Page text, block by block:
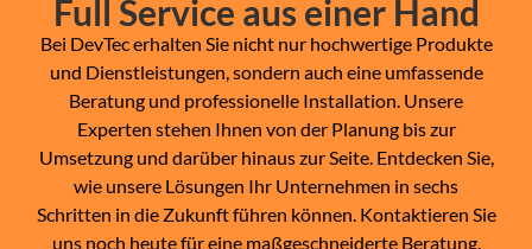
Full Service aus einer Hand
Bei DevTec erhalten Sie nicht nur hochwertige Produkte
und Dienstleistungen, sondern auch eine umfassende
Beratung und professionelle Installation. Unsere
Experten stehen Ihnen von der Planung bis zur
Umsetzung und darüber hinaus zur Seite. Entdecken Sie,
wie unsere Lösungen Ihr Unternehmen in sechs
Schritten in die Zukunft führen können. Kontaktieren Sie
uns noch heute für eine maßgeschneiderte Beratung.